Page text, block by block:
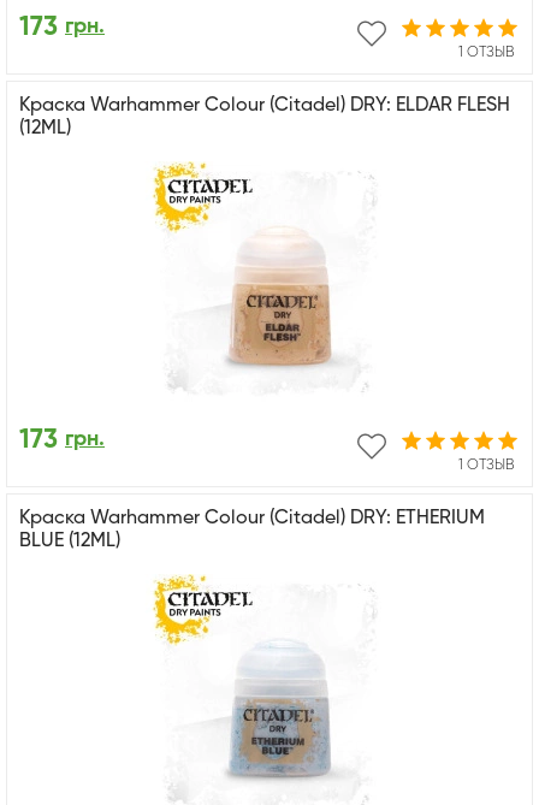
1 ОТЗЫВ
173 грн.
Краска Warhammer Colour (Citadel) DRY: ELDAR FLESH
(12ML)
1 ОТЗЫВ
173 грн.
Краска Warhammer Colour (Citadel) DRY: ETHERIUM
BLUE (12ML)